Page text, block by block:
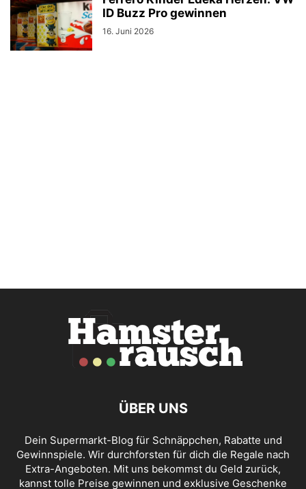
ID Buzz Pro gewinnen
16. Juni 2026
ÜBER UNS
Dein Supermarkt-Blog für Schnäppchen, Rabatte und
Gewinnspiele. Wir durchforsten für dich die Regale nach
Extra-Angeboten. Mit uns bekommst du Geld zurück,
kannst tolle Preise gewinnen und exklusive Geschenke